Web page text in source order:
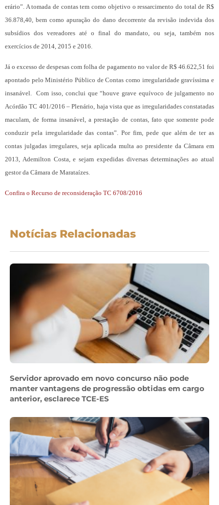
erário”. A tomada de contas tem como objetivo o ressarcimento do total de R$
36.878,40, bem como apuração do dano decorrente da revisão indevida dos
subsídios dos vereadores até o final do mandato, ou seja, também nos
exercícios de 2014, 2015 e 2016.
Já o excesso de despesas com folha de pagamento no valor de R$ 46.622,51 foi
apontado pelo Ministério Público de Contas como irregularidade gravíssima e
insanável. Com isso, conclui que “houve grave equívoco de julgamento no
Acórdão TC 401/2016 – Plenário, haja vista que as irregularidades constatadas
maculam, de forma insanável, a prestação de contas, fato que somente pode
conduzir pela irregularidade das contas”. Por fim, pede que além de ter as
contas julgadas irregulares, seja aplicada multa ao presidente da Câmara em
2013, Ademilton Costa, e sejam expedidas diversas determinações ao atual
gestor da Câmara de Marataízes.
Confira o Recurso de reconsideração TC 6708/2016
Notícias Relacionadas
Servidor aprovado em novo concurso não pode
manter vantagens de progressão obtidas em cargo
anterior, esclarece TCE-ES